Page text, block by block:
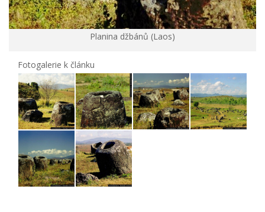
Planina džbánů (Laos)
Fotogalerie k článku